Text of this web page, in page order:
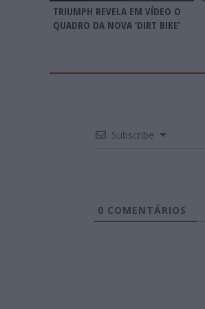
TRIUMPH REVELA EM VÍDEO O
QUADRO DA NOVA ‘DIRT BIKE’
Subscribe
0 COMENTÁRIOS